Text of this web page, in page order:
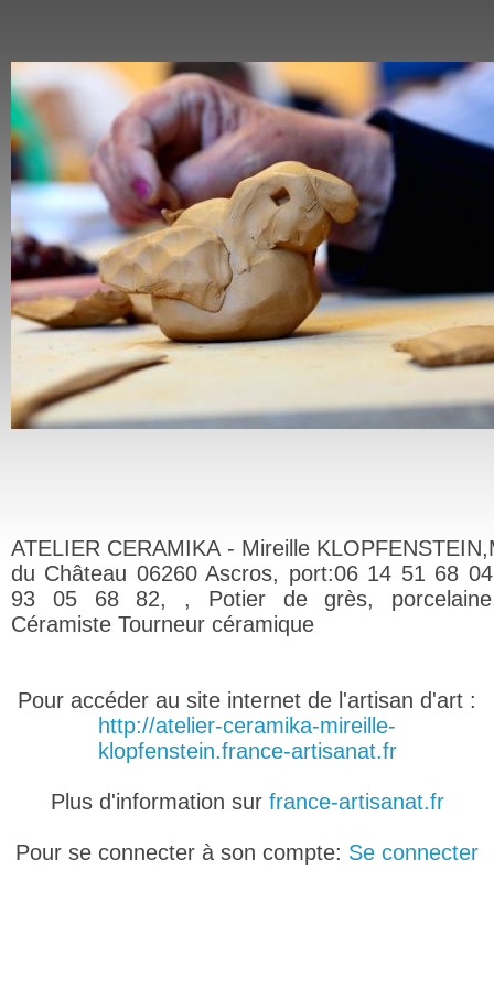
ATELIER CERAMIKA - Mireille
du Château 06260 Ascros, port:06 14 51 68
93 05 68 82, , Potier de grès,
Céramiste Tourneur céramique
Pour accéder au site internet de l'artisan d'art :
http://atelier-ceramika-mireille-
klopfenstein.france-artisanat.fr
Plus d'information sur france-artisanat.fr
Pour se connecter à son compte: Se connecter